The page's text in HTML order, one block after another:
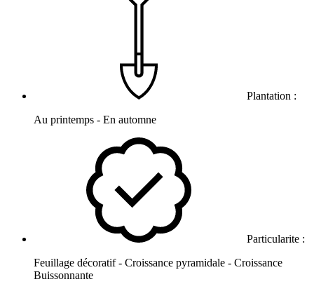
Plantation :
Au printemps - En automne
Particularite :
Feuillage décoratif - Croissance pyramidale - Croissance
Buissonnante